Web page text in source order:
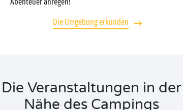
Die Umgebung erkunden
Die Veranstaltungen in der
Nähe des Campings